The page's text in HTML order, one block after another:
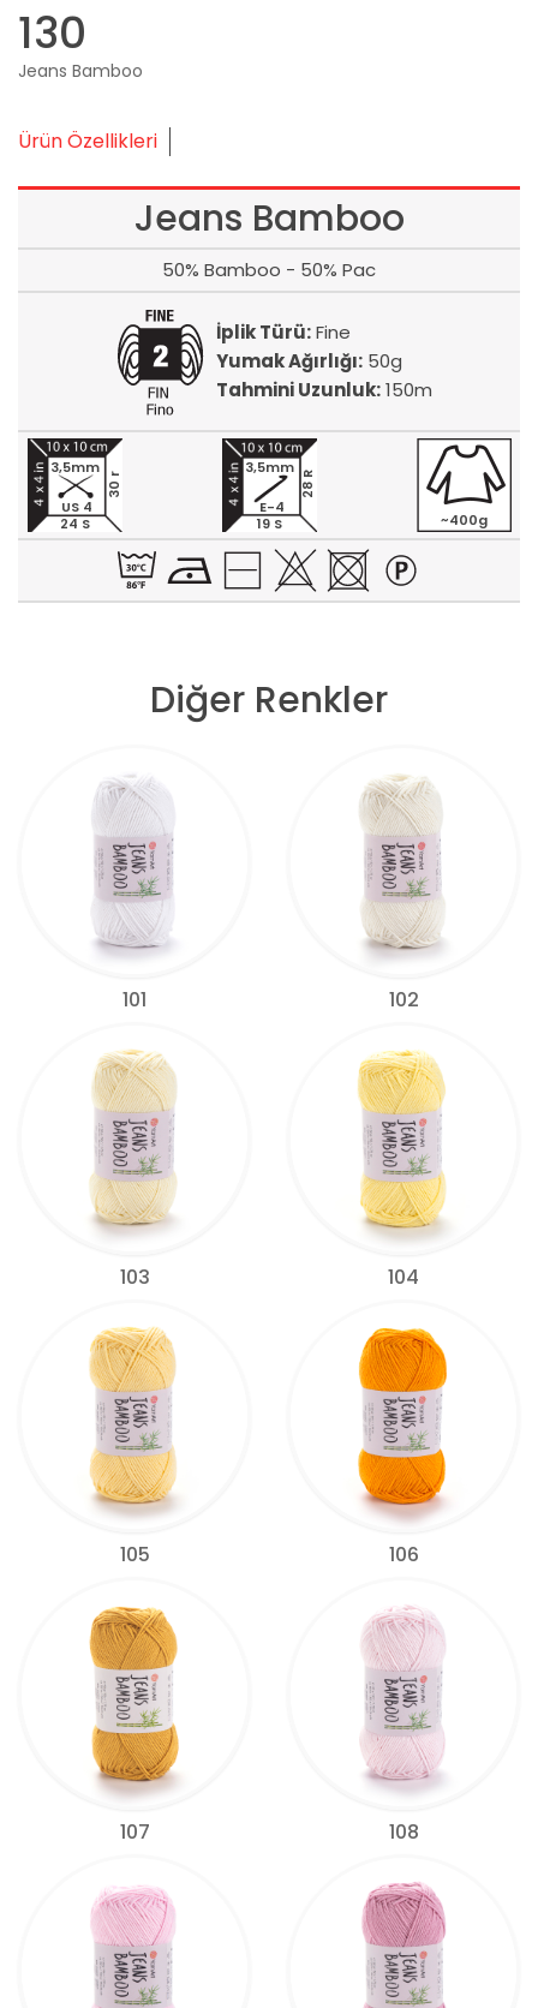
130
Jeans Bamboo
Ürün Özellikleri
Jeans Bamboo
50% Bamboo - 50% Pac
İplik Türü:Fine
Yumak Ağırlığı: 50g
Tahmini Uzunluk:150m
24 S
30 r
3,5mm
US 4
19 S
28 R
3,5mm
E-4
~400g
Diğer Renkler
101 102
103 104
105 106
107 108